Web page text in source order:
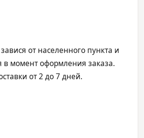
от населенного пункта и
в момент оформления заказа.
от 2 до 7 дней.